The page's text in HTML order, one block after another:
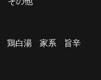
鶏白湯 家系
旨辛